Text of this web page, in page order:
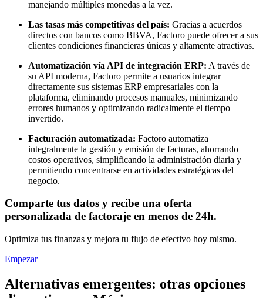
manejando múltiples monedas a la vez.
Las tasas más competitivas del país: Gracias a acuerdos
directos con bancos como BBVA, Factoro puede ofrecer a sus
clientes condiciones financieras únicas y altamente atractivas.
Automatización vía API de integración ERP: A través de
su API moderna, Factoro permite a usuarios integrar
directamente sus sistemas ERP empresariales con la
plataforma, eliminando procesos manuales, minimizando
errores humanos y optimizando radicalmente el tiempo
invertido.
Facturación automatizada: Factoro automatiza
integralmente la gestión y emisión de facturas, ahorrando
costos operativos, simplificando la administración diaria y
permitiendo concentrarse en actividades estratégicas del
negocio.
Comparte tus datos y recibe una oferta
personalizada de factoraje en menos de 24h.
Optimiza tus finanzas y mejora tu flujo de efectivo hoy mismo.
Empezar
Alternativas emergentes: otras opciones